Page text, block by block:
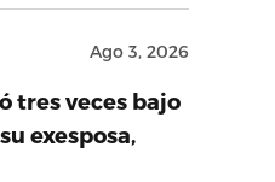
Ago 3, 2026
tres veces bajo
exesposa,